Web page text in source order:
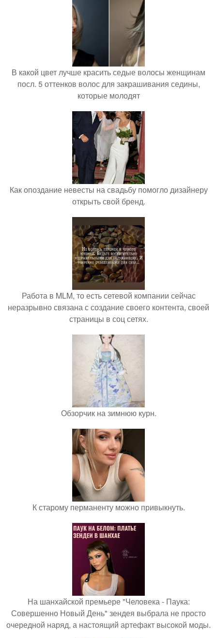
В какой цвет лучше красить седые волосы женщинам
посл. 5 оттенков волос для закрашивания седины,
которые молодят
Как опоздание невесты на свадьбу помогло дизайнеру
открыть свой бренд.
Работа в MLM, то есть сетевой компании сейчас
неразрывно связана с создание своего контента, своей
страницы в соц сетях.
Обзорчик на зимнюю курн.
К старому перманенту можно привыкнуть.
На шанхайской премьере "Человека - Паука:
Совершенно Новый День" зендея выбрала не просто
очередной наряд, а настоящий артефакт высокой моды.